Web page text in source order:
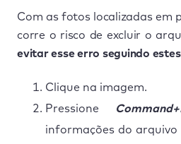
Com as fotos localizadas em
corre o risco de excluir o
evitar esse erro seguindo
Clique na imagem.
Pressione
informações do